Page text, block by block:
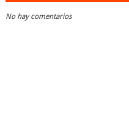
No hay comentarios